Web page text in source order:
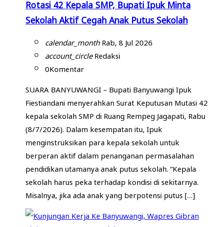
Rotasi 42 Kepala SMP, Bupati Ipuk Minta
Sekolah Aktif Cegah Anak Putus Sekolah
calendar_monthRab, 8 Jul 2026
account_circleRedaksi
0Komentar
SUARA BANYUWANGI – Bupati Banyuwangi Ipuk
Fiestiandani menyerahkan Surat Keputusan Mutasi 42
kepala sekolah SMP di Ruang Rempeg Jagapati, Rabu
(8/7/2026). Dalam kesempatan itu, Ipuk
menginstruksikan para kepala sekolah untuk
berperan aktif dalam penanganan permasalahan
pendidikan utamanya anak putus sekolah. “Kepala
sekolah harus peka terhadap kondisi di sekitarnya.
Misalnya, jika ada anak yang berpotensi putus […]